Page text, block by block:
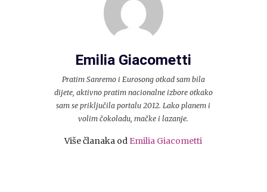
Emilia Giacometti
Pratim Sanremo i Eurosong otkad sam bila
dijete, aktivno pratim nacionalne izbore otkako
sam se priključila portalu 2012. Lako planem i
volim čokoladu, mačke i lazanje.
Više članaka od Emilia Giacometti